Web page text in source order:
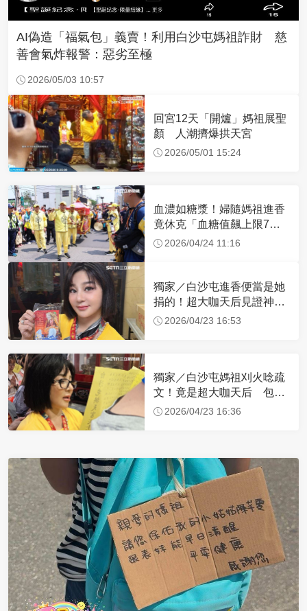
AI偽造「福氣包」義賣！利用白沙屯媽祖詐財 慈
善會氣炸報警：惡劣至極
2026/05/03 10:57
回宮12天「開爐」媽祖展聖
顏 人潮擠爆拱天宮
2026/05/01 15:24
血濃如糖漿！婦隨媽祖進香
竟休克「血糖值飆上限7
倍」 醫曝原因
2026/04/24 11:16
獨家／白沙屯進香便當是她
捐的！超大咖天后見證神
蹟 一靠近媽祖就爆哭
2026/04/23 16:53
獨家／白沙屯媽祖刈火唸疏
文！竟是超大咖天后 包尿
布忍尿5小時不喊累
2026/04/23 16:36